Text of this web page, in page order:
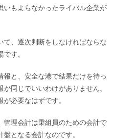
いもよらなかったライバル企業が
て、逐次判断をしなければならな
す。
報と、安全な港で結果だけを待っ
同じでいいわけがありません。
必要なはずです。
管理会計は乗組員のための会計で
となる会計なのです。